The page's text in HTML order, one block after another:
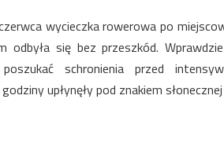
wycieczka rowerowa po
odbyła się bez przeszkód.
schronienia przed
upłynęły pod znakiem